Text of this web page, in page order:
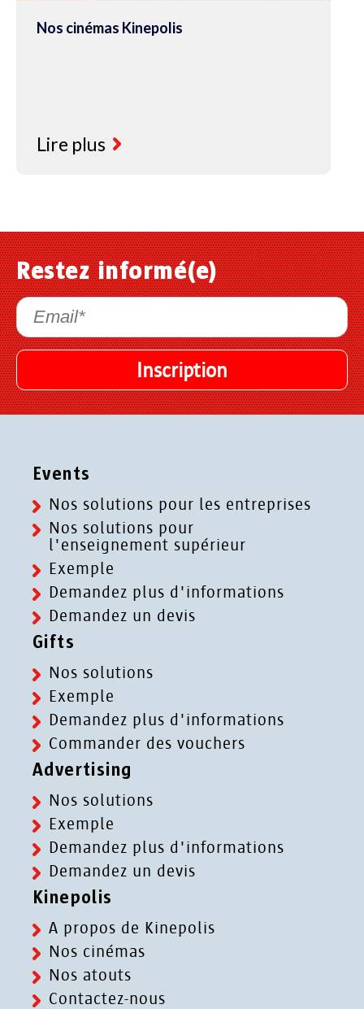
Nos cinémas Kinepolis
Lire plus
Restez informé(e)
Events
Nos solutions pour les entreprises
Nos solutions pour
l'enseignement supérieur
Exemple
Demandez plus d'informations
Demandez un devis
Gifts
Nos solutions
Exemple
Demandez plus d'informations
Commander des vouchers
Advertising
Nos solutions
Exemple
Demandez plus d'informations
Demandez un devis
Kinepolis
A propos de Kinepolis
Nos cinémas
Nos atouts
Contactez-nous